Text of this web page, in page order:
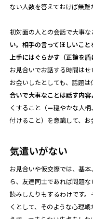
ない人数を答えておけば無難
初対面の人との会話で大事な
い。相手の言ってほしいこ
上手にはぐらかす（正論を盾
お見合いでお話する時間は
お会いしたとしても、話題は
合いで大事なことは話す内容
くすること（＝穏やかな人
付けること）を意識して、お
気遣いがない
お見合いや仮交際では、基
ら、友達同士であれば問題
読みしたりもするわけです
くとして、そのような心理